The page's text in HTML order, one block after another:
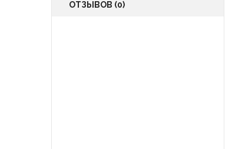
ОТЗЫВОВ (0)